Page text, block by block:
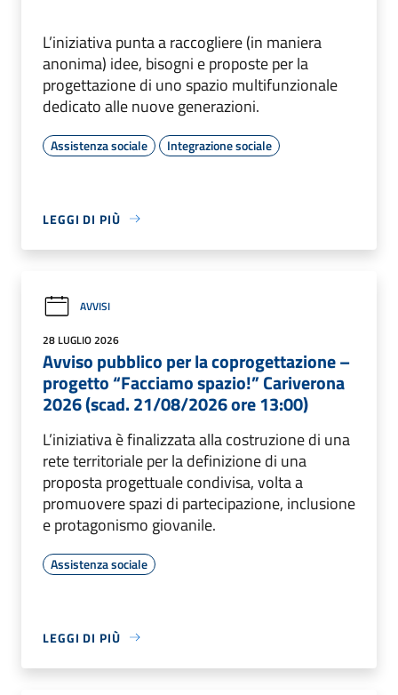
L’iniziativa punta a raccogliere (in maniera
anonima) idee, bisogni e proposte per la
progettazione di uno spazio multifunzionale
dedicato alle nuove generazioni.
Assistenza sociale Integrazione sociale
LEGGI DI PIÙ
AVVISI
28 LUGLIO 2026
Avviso pubblico per la coprogettazione –
progetto “Facciamo spazio!” Cariverona
2026 (scad. 21/08/2026 ore 13:00)
L’iniziativa è finalizzata alla costruzione di una
rete territoriale per la definizione di una
proposta progettuale condivisa, volta a
promuovere spazi di partecipazione, inclusione
e protagonismo giovanile.
Assistenza sociale
LEGGI DI PIÙ